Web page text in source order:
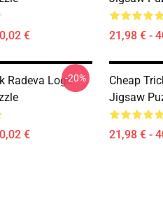
€ 21,98 € -
Radeva Logo
€
-20%
Cheap
Jigsaw
21,98 € -